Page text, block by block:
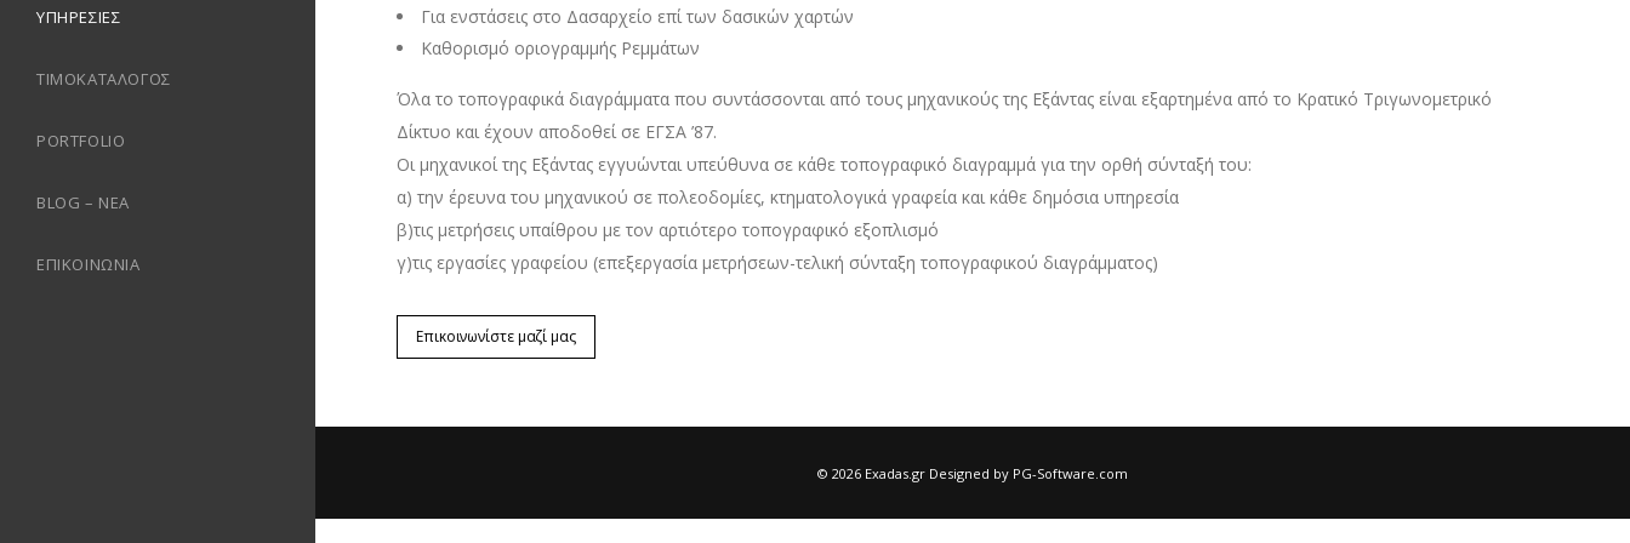
ΥΠΗΡΕΣΊΕΣ
ΤΙΜΟΚΑΤΑΛΟΓΟΣ
PORTFOLIO
BLOG – ΝΈΑ
ΕΠΙΚΟΙΝΩΝΊΑ
Για ενστάσεις στο Δασαρχείο επί των δασικών χαρτών
Καθορισμό οριογραμμής Ρεμμάτων
Όλα το τοπογραφικά διαγράμματα που συντάσσονται από τους μηχανικούς της Εξάντας είναι εξαρτημένα από το Κρατικό Τριγωνομετρικό
Δίκτυο και έχουν αποδοθεί σε ΕΓΣΑ ’87.
Οι μηχανικοί της Εξάντας εγγυώνται υπεύθυνα σε κάθε τοπογραφικό διαγραμμά για την ορθή σύνταξή του:
α) την έρευνα του μηχανικού σε πολεοδομίες, κτηματολογικά γραφεία και κάθε δημόσια υπηρεσία
β)τις μετρήσεις υπαίθρου με τον αρτιότερο τοπογραφικό εξοπλισμό
γ)τις εργασίες γραφείου (επεξεργασία μετρήσεων-τελική σύνταξη τοπογραφικού διαγράμματος)
Επικοινωνίστε μαζί μας
© 2026 Exadas.gr Designed by PG-Software.com